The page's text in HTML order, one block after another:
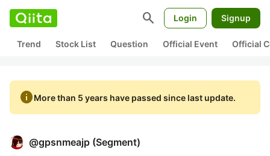
search Login Signup
Trend Stock List Question Official Event Official
infoMore than 5 years have passed since last update.
@gpsnmeajp (Segment)